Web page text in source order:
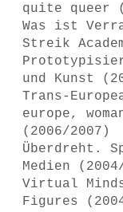
quite queer
Was ist
Streik
und Kunst
Trans-
europe,
(2006/2007)
Überdreht.
Medien
Virtual
Figures